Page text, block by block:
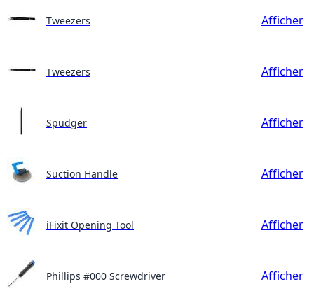
Tweezers Afficher
Tweezers Afficher
Spudger Afficher
Suction Handle Afficher
iFixit Opening Tool Afficher
Phillips #000 Screwdriver Afficher